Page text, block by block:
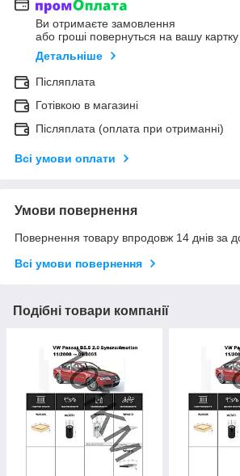
Ви отримаєте замовлення
або гроші повернуться на вашу картку
Детальніше
Післяплата
Готівкою в магазині
Післяплата (оплата при отриманні)
Всі умови оплати
Умови повернення
Повернення товару впродовж 14 днів за
Всі умови повернення
Подібні товари компанії